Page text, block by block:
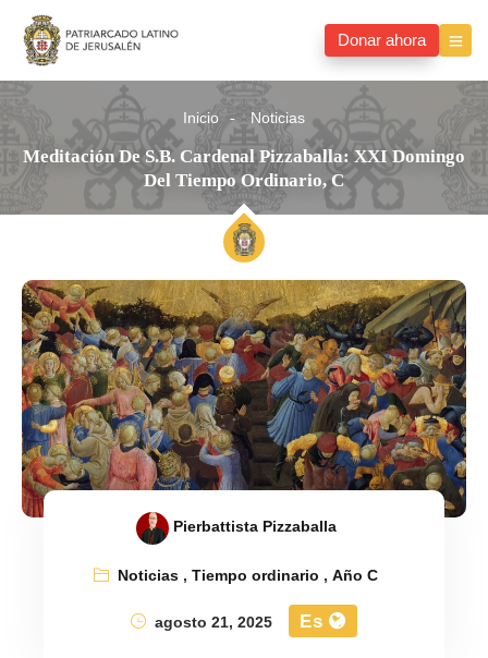
Donar ahora
Inicio Noticias
Meditación De S.B. Cardenal Pizzaballa: XXI Domingo
Del Tiempo Ordinario, C
Pierbattista Pizzaballa
Noticias,Tiempo ordinario ,Año C
agosto 21, 2025
Es